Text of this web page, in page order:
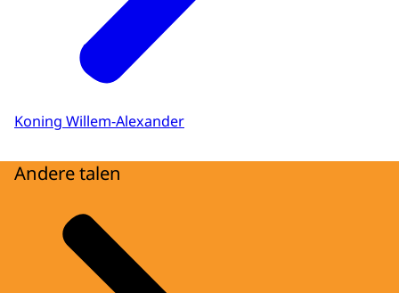
Koning Willem-Alexander
Andere talen